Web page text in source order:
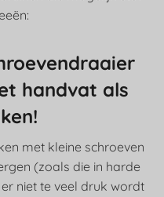
handvat als
met kleine schroeven
(zoals die in harde
niet te veel druk wordt